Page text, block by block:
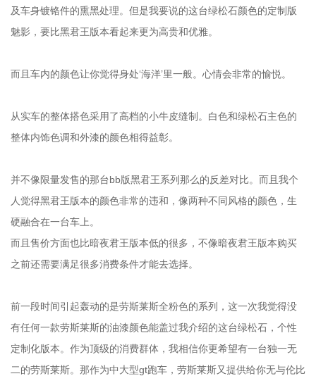
及车身镀铬件的熏黑处理。但是我要说的这台绿松石颜色的定制版
魅影，要比黑君王版本看起来更为高贵和优雅。
而且车内的颜色让你觉得身处‘海洋’里一般。心情会非常的愉悦。
从实车的整体搭色采用了高档的小牛皮缝制。白色和绿松石主色的
整体内饰色调和外漆的颜色相得益彰。
并不像限量发售的那台bb版黑君王系列那么的反差对比。而且我个
人觉得黑君王版本的颜色非常的违和，像两种不同风格的颜色，生
硬融合在一台车上。
而且售价方面也比暗夜君王版本低的很多，不像暗夜君王版本购买
之前还需要满足很多消费条件才能去选择。
前一段时间引起轰动的是劳斯莱斯全粉色的系列，这一次我觉得没
有任何一款劳斯莱斯的油漆颜色能盖过我介绍的这台绿松石，个性
定制化版本。作为顶级的消费群体，我相信你更希望有一台独一无
二的劳斯莱斯。那作为中大型gt跑车，劳斯莱斯又提供给你无与伦比